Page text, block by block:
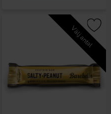
Välj antal